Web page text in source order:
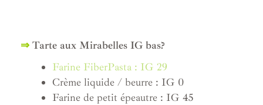
⇒ Tarte aux Mirabelles IG bas?
Farine FiberPasta : IG 29
Crème liquide / beurre : IG 0
Farine de petit épeautre : IG 45